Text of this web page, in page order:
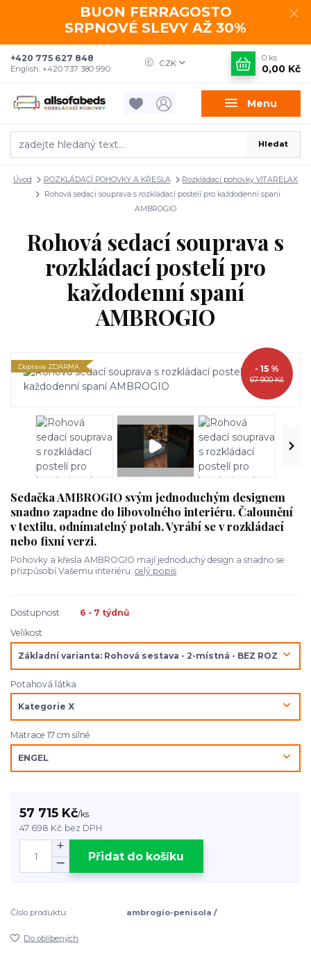
BUON FERRAGOSTO
SRPNOVÉ SLEVY AŽ 30%
Menu
CZK
Hledat
+420 775 627 848
English: +420 737 380 990
0 ks
0,00 Kč
Úvod ROZKLÁDACÍ POHOVKY A KŘESLA
Rozkládací pohovky VITARELAX
Rohová sedací souprava s rozkládací postelí pro každodenní spaní
AMBROGIO
Rohová sedací souprava s
rozkládací postelí pro
každodenní spaní
AMBROGIO
Doprava ZDARMA
67 900 Kč
- 15 %
Sedačka AMBROGIO svým jednoduchým designem
snadno zapadne do libovolného interiéru. Čalounění
v textilu, odnímatelný potah. Vyrábí se v rozkládací
nebo fixní verzi.
Pohovky a křesla AMBROGIO mají jednoduchý design a snadno se
přizpůsobí Vašemu interiéru. celý popis
Dostupnost
6 - 7 týdnů
Velikost
Potahová látka
Matrace 17 cm silné
57 715 Kč/ks
47 698 Kč bez DPH
Přidat do košíku
Číslo produktu: ambrogio-penisola /
Do oblíbených